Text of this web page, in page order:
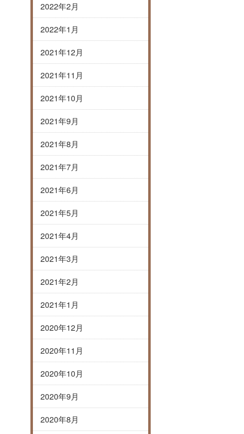
2022年2月
2022年1月
2021年12月
2021年11月
2021年10月
2021年9月
2021年8月
2021年7月
2021年6月
2021年5月
2021年4月
2021年3月
2021年2月
2021年1月
2020年12月
2020年11月
2020年10月
2020年9月
2020年8月